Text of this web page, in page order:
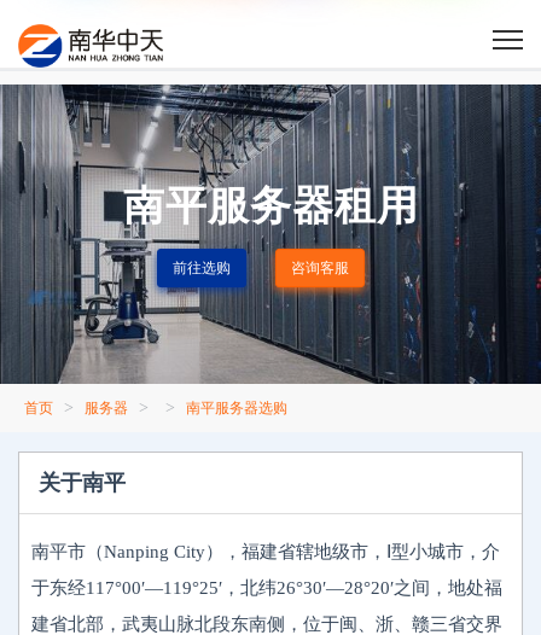
南平服务器租用
前往选购 咨询客服
首页 > 服务器 > > 南平服务器选购
关于南平
南平市（Nanping City），福建省辖地级市，Ⅰ型小城市，介
于东经117°00′—119°25′，北纬26°30′—28°20′之间，地处福
建省北部，武夷山脉北段东南侧，位于闽、浙、赣三省交界